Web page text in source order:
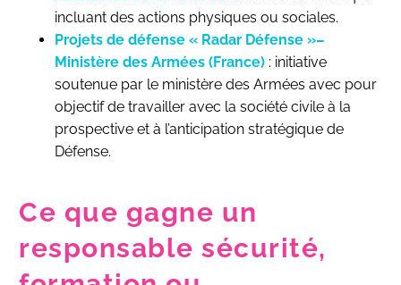
incluant des actions physiques ou sociales.
Projets de défense « Radar Défense »–
Ministère des Armées (France) : initiative
soutenue par le ministère des Armées avec pour
objectif de travailler avec la société civile à la
prospective et à l’anticipation stratégique de
Défense.
Ce que gagne un
responsable sécurité,